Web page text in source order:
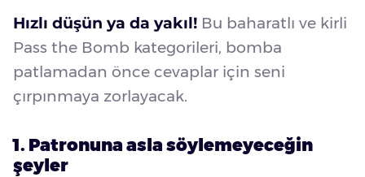
Hızlı düşün ya da yakıl! Bu baharatlı ve kirli
Pass the Bomb kategorileri, bomba
patlamadan önce cevaplar için seni
çırpınmaya zorlayacak.
1. Patronuna asla söylemeyeceğin
şeyler